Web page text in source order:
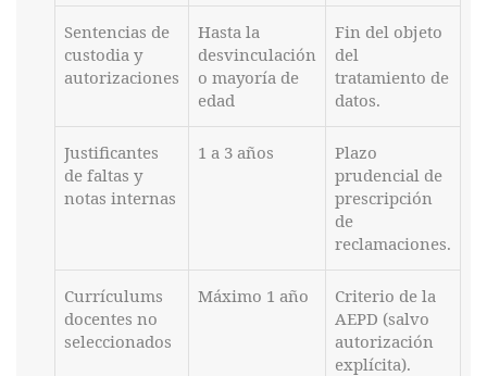
Sentencias de
custodia y
autorizaciones
Hasta la
desvinculación
o mayoría de
edad
Fin del objeto
del
tratamiento de
datos.
Justificantes
de faltas y
notas internas
1 a 3 años
Plazo
prudencial de
prescripción
de
reclamaciones.
Currículums
docentes no
seleccionados
Máximo 1 año
Criterio de la
AEPD (salvo
autorización
explícita).